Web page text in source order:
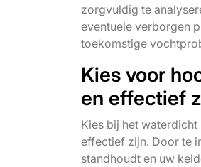
zorgvuldig te
eventuele verborgen
toekomstige
Kies voor
en effectief
Kies bij het
effectief zijn. Door te
standhoudt en uw